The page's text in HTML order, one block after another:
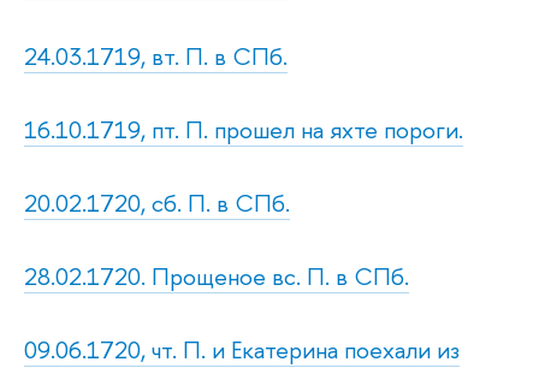
24.03.1719, вт. П. в СПб.
16.10.1719, пт. П. прошел на яхте пороги.
20.02.1720, сб. П. в СПб.
28.02.1720. Прощеное вс. П. в СПб.
09.06.1720, чт. П. и Екатерина поехали из